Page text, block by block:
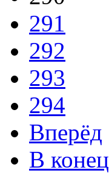
291
292
293
294
Вперёд
В конец